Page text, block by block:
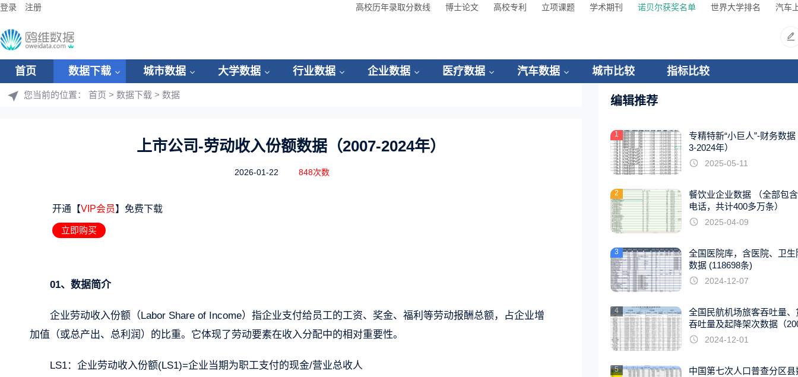
登录 注册 高校历年录取分数线 博士论文 高校专利 立项课题 学术期刊 诺贝尔获奖名单 世界大学排名 汽车
首页 数据下载 城市数据 大学数据 行业数据 企业数据 医疗数据 汽车数据 城市比较 指标比较
您当前的位置： 首页 > 数据下载 > 数据
上市公司-劳动收入份额数据（2007-2024年）
2026-01-22 848次数
开通【VIP会员】免费下载
立即购买
01、数据简介
企业劳动收入份额（Labor Share of Income）指企业支付给员工的工资、奖金、福利等劳动报酬总额，占企业增
加值（或总产出、总利润）的比重。它体现了劳动要素在收入分配中的相对重要性。
LS1：企业劳动收入份额(LS1)=企业当期为职工支付的现金/营业总收人
编辑推荐
1
专精特新“小巨人”-财务数据
3-2024年）
2025-05-11
2
餐饮业企业数据 （全部包
电话，共计400多万条）
2025-04-09
3
全国医院库，含医院、卫生
数据 (118698条)
2024-12-07
4
全国民航机场旅客吞吐量、
吞吐量及起降架次数据（
22年）2024-12-01
5
中国第七次人口普查分区县